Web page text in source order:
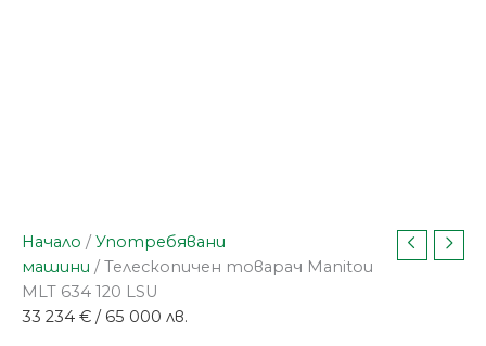
Начало /Употребявани
машини / Телескопичен товарач Manitou
MLT 634 120 LSU
33 234 € / 65 000 лв.